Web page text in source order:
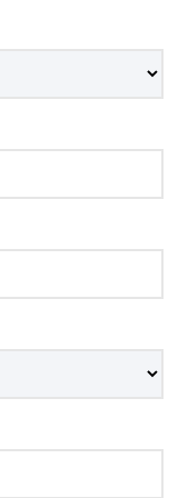
waar
De
bekend om zijn
Met
rijden.
om de
rijdt. Met
software beter